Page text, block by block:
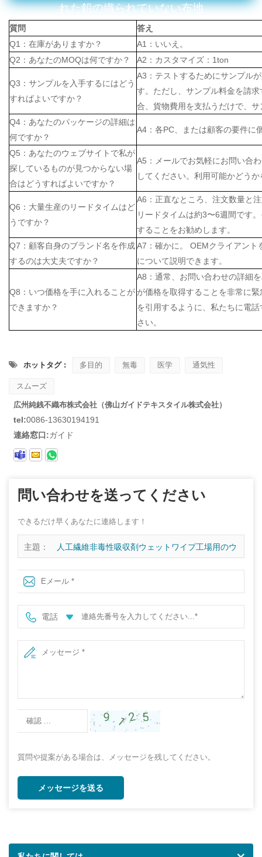
れた鉛の織られていない布地
質問
答え
Q1：在庫がありますか？
A1：いいえ。
Q2：あなたのMOQは何ですか？
A2：カスタマイズ：1ton
Q3：サンプルを入手するにはどう
すればよいですか？
A3：テストするためにサンプル
す。ただし、サンプル料金を請
合、貨物費用を支払うだけで、
Q4：あなたのパッケージの詳細は
何ですか？
A4：各PC、または顧客の要件に
Q5：あなたのウェブサイトで私が
探しているものが見つからない場
合はどうすればよいですか？
A5：メールでお気軽にお問い合
してください。利用可能かどう
Q6：大量生産のリードタイムはど
うですか？
A6：正直なところ、注文数量と
リードタイムは約3〜6週間です
することをお勧めします。
Q7：顧客自身のブランド名を作成
するのは大丈夫ですか？
A7：確かに。 OEMクライアン
について説明できます。
Q8：いつ価格を手に入れることが
できますか？
A8：通常、お問い合わせの詳細
が価格を取得することを非常に
を引用するように、私たちに電
さい。
ホットタグ : 多目的 無毒 医学 通気性
スムーズ
広州純銭不織布株式会社（佛山ガイドテキスタイル株式会社）
tel:0086-13630194191
連絡窓口:ガイド
問い合わせを送ってください
できるだけ早くあなたに連絡します！
主題： 人工繊維非毒性吸収剤ウェットワイプ工場用のウ
ェットレイド織られていない布地
電話
質問や提案がある場合は、メッセージを残してください。
メッセージを送る